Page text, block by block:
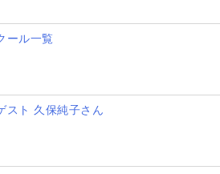
ール一覧
スト 久保純子さん